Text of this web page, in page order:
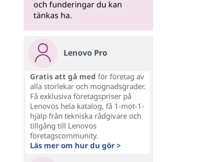
och funderingar du kan
tänkas ha.
Lenovo Pro
Gratis att gå med för företag av
alla storlekar och mognadsgrader.
Få exklusiva företagspriser på
Lenovos hela katalog, få 1-mot-1-
hjälp från tekniska rådgivare och
tillgång till Lenovos
företagscommunity.
Läs mer om hur du gör >